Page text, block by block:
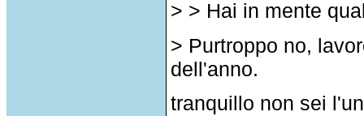
> > Hai in mente
> Purtroppo no,
dell'anno.
tranquillo non sei